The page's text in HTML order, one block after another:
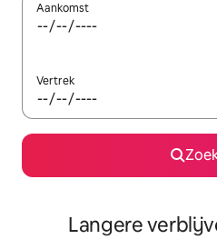
Aankomst
Vertrek
Langere